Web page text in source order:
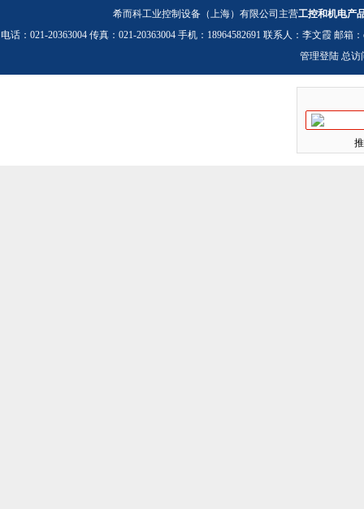
希而科工业控制设备（上海）有限公司主营工控和机电产
电话：021-20363004 传真：021-20363004 手机：18964582691 联系人：李文霞 邮箱：
管理登陆 总访